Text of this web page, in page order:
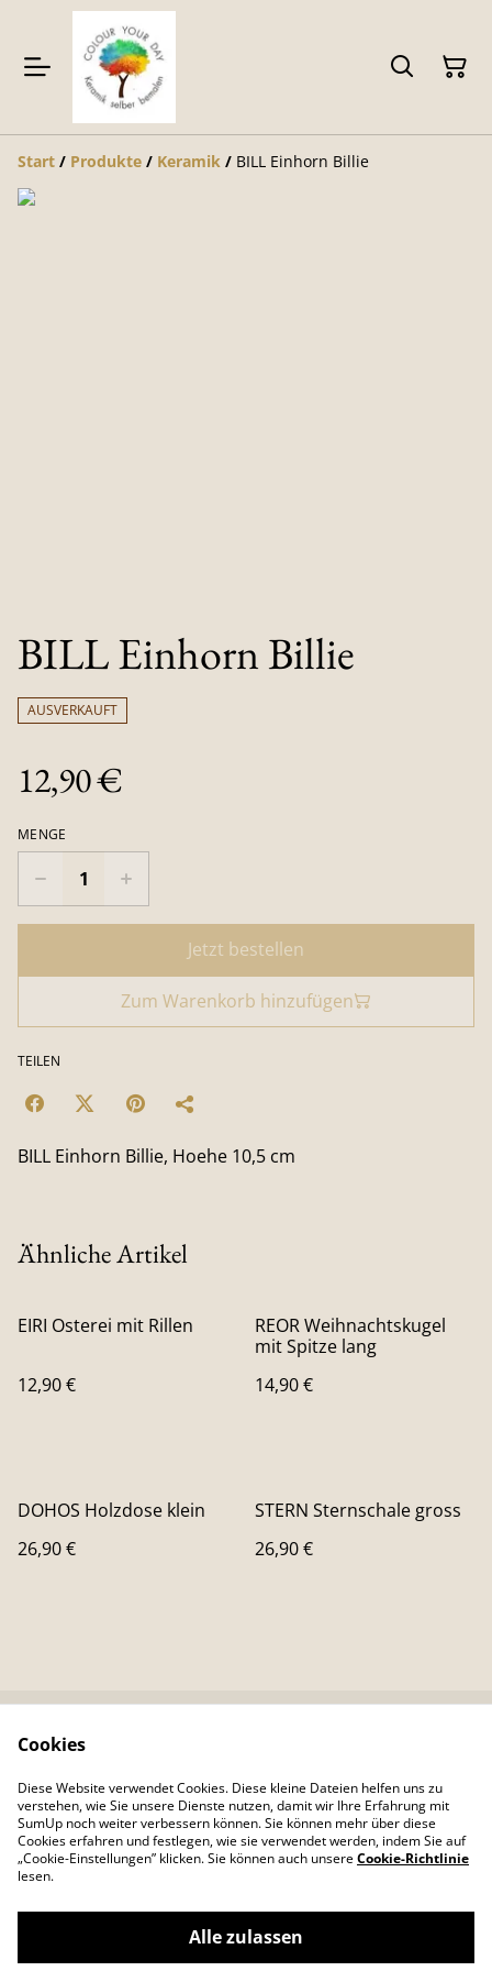
Start / Produkte / Keramik / BILL Einhorn Billie
BILL Einhorn Billie
AUSVERKAUFT
12,90 €
MENGE
Jetzt bestellen
Zum Warenkorb hinzufügen
TEILEN
BILL Einhorn Billie, Hoehe 10,5 cm
Ähnliche Artikel
EIRI Osterei mit Rillen
12,90 €
REOR Weihnachtskugel
mit Spitze lang
14,90 €
DOHOS Holzdose klein
26,90 €
STERN Sternschale gross
26,90 €
Kontaktieren Sie uns
Datenschutzbestimm
ungen von SumUp
Cookie-Richtlinie
Cookies
Diese Website verwendet Cookies. Diese kleine Dateien helfen uns zu
verstehen, wie Sie unsere Dienste nutzen, damit wir Ihre Erfahrung mit
SumUp noch weiter verbessern können. Sie können mehr über diese
Cookies erfahren und festlegen, wie sie verwendet werden, indem Sie auf
„Cookie-Einstellungen” klicken. Sie können auch unsereCookie-Richtlinie
lesen.
Alle zulassen